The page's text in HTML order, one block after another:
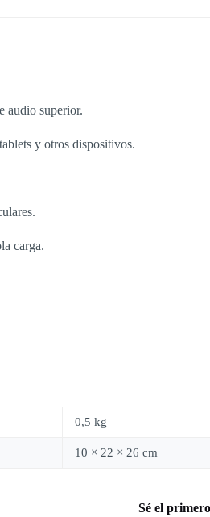
audio superior.
y otros dispositivos.
carga.
0,5 kg
10 × 22 × 26 cm
Sé el